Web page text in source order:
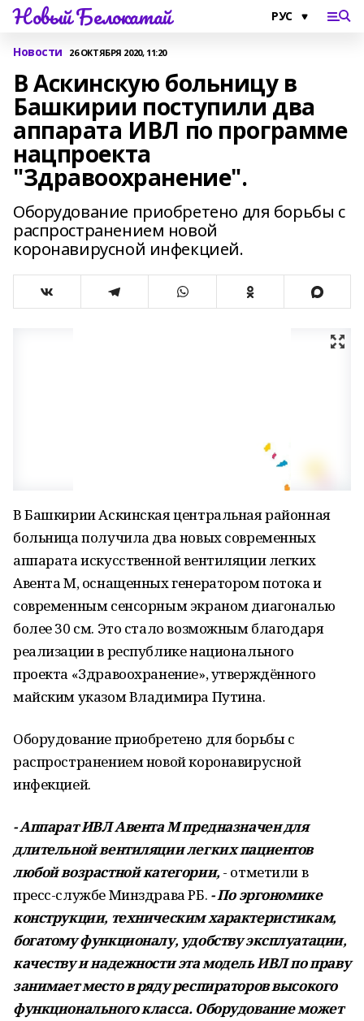
Новый Белокатай
Новости 26 ОКТЯБРЯ 2020, 11:20
В Аскинскую больницу в
Башкирии поступили два
аппарата ИВЛ по программе
нацпроекта
"Здравоохранение".
Оборудование приобретено для борьбы с
распространением новой
коронавирусной инфекцией.
В Башкирии Аскинская центральная районная
больница получила два новых современных
аппарата искусственной вентиляции легких
Авента М, оснащенных генератором потока и
современным сенсорным экраном диагональю
более 30 см. Это стало возможным благодаря
реализации в республике национального
проекта «Здравоохранение», утверждённого
майским указом Владимира Путина.
Оборудование приобретено для борьбы с
распространением новой коронавирусной
инфекцией.
- Аппарат ИВЛ Авента М предназначен для
длительной вентиляции легких пациентов
любой возрастной категории, - отметили в
пресс-службе Минздрава РБ. - По эргономике
конструкции, техническим характеристикам,
богатому функционалу, удобству эксплуатации,
качеству и надежности эта модель ИВЛ по праву
занимает место в ряду респираторов высокого
функционального класса. Оборудование может